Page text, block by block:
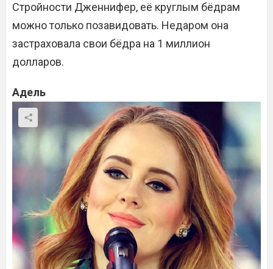
Стройности Дженнифер, её круглым бёдрам
можно только позавидовать. Недаром она
застраховала свои бёдра на 1 миллион
долларов.
Адель